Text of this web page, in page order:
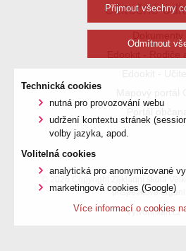
Užitečné
© 2026 Copyright Základní škola
příspěvková
Vytvořil xart.cz
Přijmout všechny
Odmítnout
Technická cookies
nutná pro provozování webu
udržení kontextu stránek
volby jazyka, apod.
Volitelná cookies
analytická pro anonymizované
marketingová cookies (Google)
Více informací o cookies